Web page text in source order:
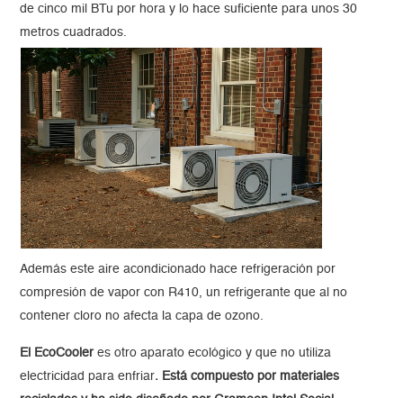
de cinco mil BTu por hora y lo hace suficiente para unos 30
metros cuadrados.
Además este aire acondicionado hace refrigeración por
compresión de vapor con R410, un refrigerante que al no
contener cloro no afecta la capa de ozono.
El EcoCooler es otro aparato ecológico y que no utiliza
electricidad para enfriar. Está compuesto por materiales